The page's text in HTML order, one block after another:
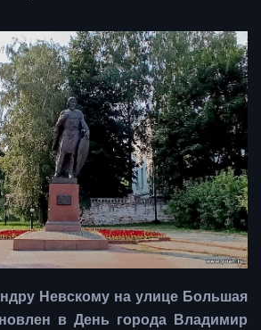
Невскому на улице Большая
в День города Владимир